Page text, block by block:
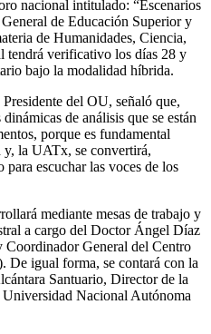
nacional intitulado: “Escenarios
de Educación Superior y
de Humanidades, Ciencia,
tendrá verificativo los días 28 y
bajo la modalidad híbrida.
del OU, señaló que,
de análisis que se están
porque es fundamental
y, la UATx, se convertirá,
para escuchar las voces de los
mediante mesas de trabajo y
a cargo del Doctor Ángel Díaz
Coordinador General del Centro
De igual forma, se contará con la
Santuario, Director de la
Nacional Autónoma